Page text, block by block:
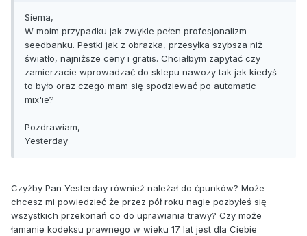
Siema,
W moim przypadku jak zwykle pełen profesjonalizm
seedbanku. Pestki jak z obrazka, przesyłka szybsza niż
światło, najniższe ceny i gratis. Chciałbym zapytać czy
zamierzacie wprowadzać do sklepu nawozy tak jak kiedyś
to było oraz czego mam się spodziewać po automatic
mix'ie?
Pozdrawiam,
Yesterday
Czyżby Pan Yesterday również należał do ćpunków? Może
chcesz mi powiedzieć że przez pół roku nagle pozbyłeś się
wszystkich przekonań co do uprawiania trawy? Czy może
łamanie kodeksu prawnego w wieku 17 lat jest dla Ciebie